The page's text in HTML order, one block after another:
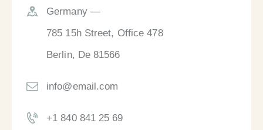
Germany —
785 15h Street, Office 478
Berlin, De 81566
info@email.com
+1 840 841 25 69